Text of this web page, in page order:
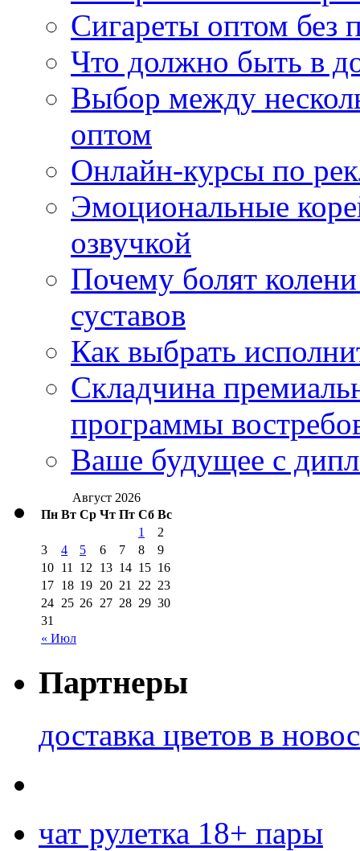
Сигареты оптом без
Что должно быть в
Выбор между
оптом
Онлайн-курсы по
Эмоциональные
озвучкой
Почему болят
суставов
Как выбрать
Складчина
программы
Ваше будущее с
Август 2026
Пн Вт Ср Чт Пт Сб Вс
« Июл
1
2
3
4 5 6 7 8
9
10 11 12 13 14 15 16
17 18 19 20 21 22 23
24 25 26 27 28 29 30
31
Партнеры
доставка цветов в
чат рулетка 18+ пары